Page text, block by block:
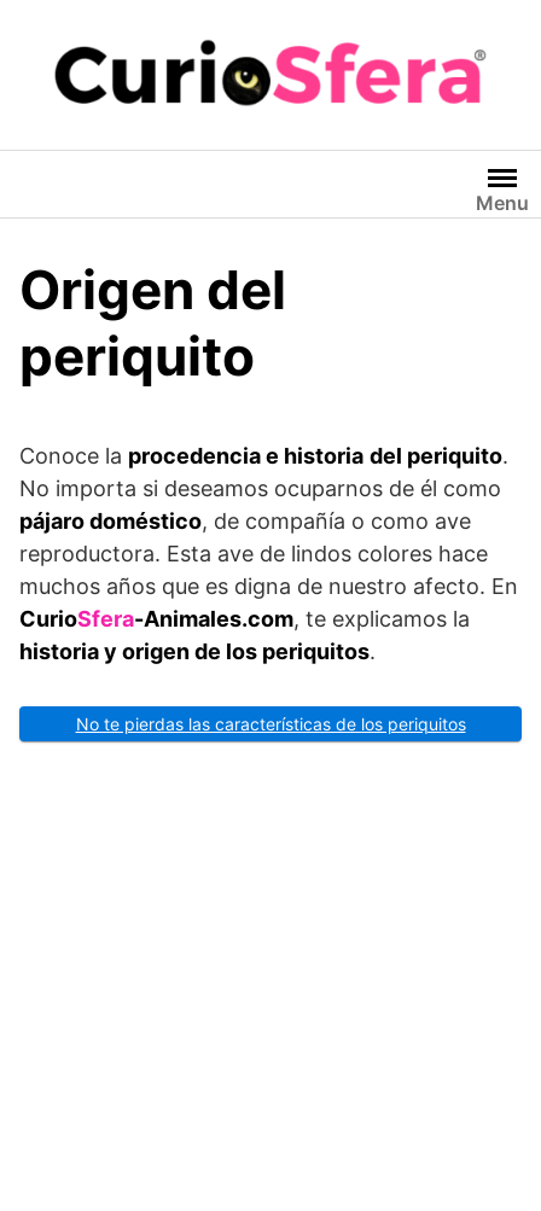
contenido
Menu
Origen del
periquito
Conoce la procedencia e historia del periquito.
No importa si deseamos ocuparnos de él como
pájaro doméstico, de compañía o como ave
reproductora. Esta ave de lindos colores hace
muchos años que es digna de nuestro afecto. En
CurioSfera-Animales.com, te explicamos la
historia y origen de los periquitos.
No te pierdas las características de los periquitos